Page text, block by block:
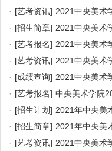
· [艺考资讯] 2021中央美术
· [招生简章] 2021中央美术
· [艺考报名] 2021中央美术
· [艺考资讯] 2021中央美术
· [成绩查询] 2021中央美术
· [艺考报名] 中央美术学院
· [招生计划] 2021年中央美
· [招生简章] 2021年中央美
· [艺考资讯] 2021中央美术